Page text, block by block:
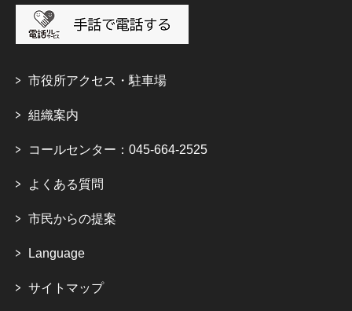
市役所アクセス・駐車場
組織案内
コールセンター：045-664-2525
よくある質問
市民からの提案
Language
サイトマップ